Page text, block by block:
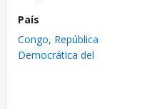
País
Congo, República
Democrática del